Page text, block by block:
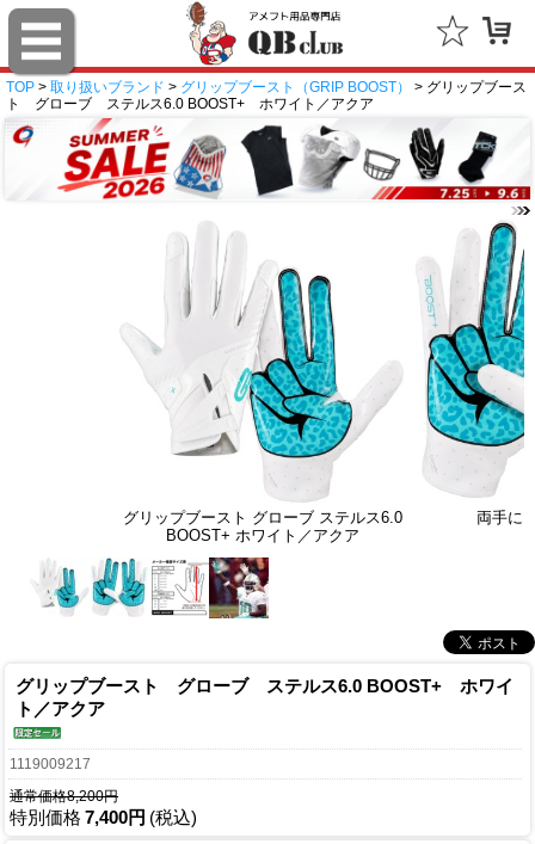
TOP > 取り扱いブランド > グリップブースト（GRIP BOOST）
> グリップブース
ト グローブ ステルス6.0 BOOST+ ホワイト／アクア
グリップブースト グローブ ステルス6.0
BOOST+ ホワイト／アクア
両手に
グリップブースト グローブ ステルス6.0 BOOST+ ホワイ
ト／アクア
1119009217
通常価格8,200円
特別価格 7,400円 (税込)